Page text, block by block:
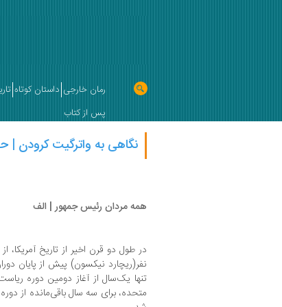
رمان خارجی داستان کوتاه
پس از کتاب
نگاهی به واترگیت کرودن |
همه مردان رئیس جمهور | الف
در طول دو قرن اخیر از تاریخ
نفر(ریچارد نیکسون) پیش از پایان
تنها یک‌سال از آغاز دومین دوره
متحده، برای سه سال باقی‌مانده از